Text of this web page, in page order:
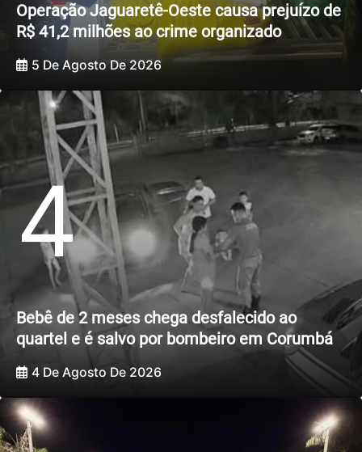
Operação Jaguaretê-Oeste causa prejuízo de
R$ 41,2 milhões ao crime organizado
5 De Agosto De 2026
4
Bebê de 2 meses chega desfalecido ao
quartel e é salvo por bombeiro em Corumbá
4 De Agosto De 2026